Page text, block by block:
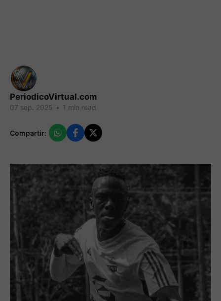
PeriodicoVirtual.com
07 sep. 2025 • 1 min read
Compartir: